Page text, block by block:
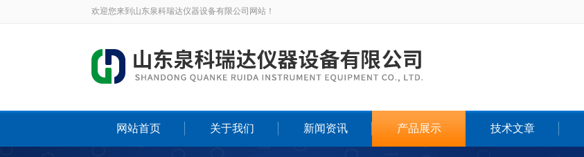
欢迎您来到山东泉科瑞达仪器设备有限公司网站！
网站首页 关于我们 新闻资讯 产品展示 技术文章